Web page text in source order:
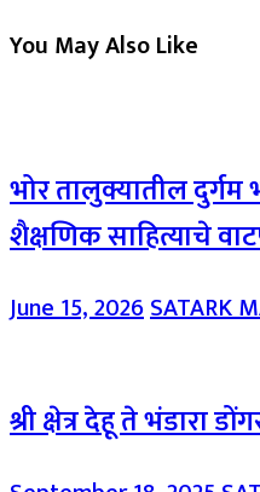
You May Also Like
भोर तालुक्यातील दुर्गम
शैक्षणिक साहित्याचे
June 15, 2026SATARK
श्री क्षेत्र देहू ते भंडारा